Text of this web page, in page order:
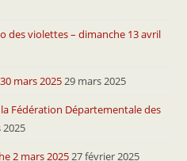
des violettes – dimanche 13 avril
mars 202529 mars 2025
Fédération Départementale des
2025
2 mars 202527 février 2025